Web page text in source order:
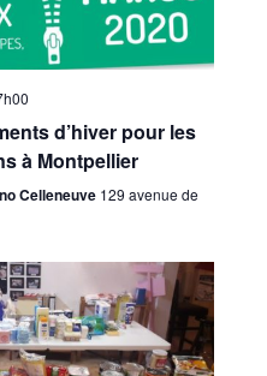
d’hiver pour les
à Montpellier
Celleneuve 129 avenue de